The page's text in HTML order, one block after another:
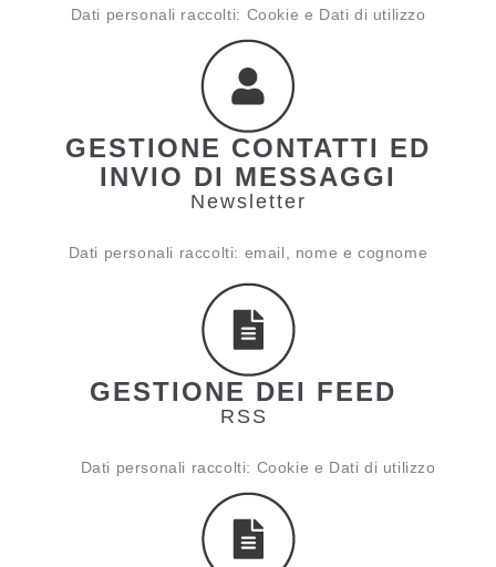
Dati personali raccolti: Cookie e Dati di utilizzo
GESTIONE CONTATTI ED
INVIO DI MESSAGGI
Newsletter
Dati personali raccolti: email, nome e cognome
GESTIONE DEI FEED
RSS
Dati personali raccolti: Cookie e Dati di utilizzo